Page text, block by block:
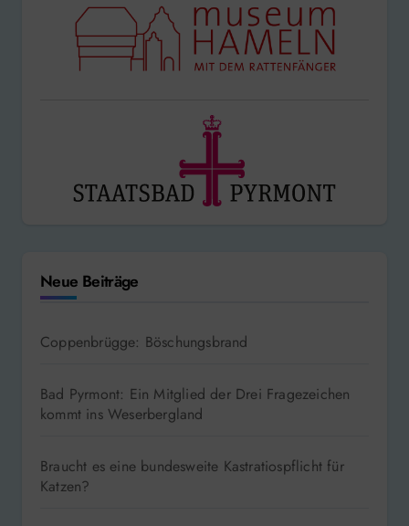
Neue Beiträge
Coppenbrügge: Böschungsbrand
Bad Pyrmont: Ein Mitglied der Drei Fragezeichen
kommt ins Weserbergland
Braucht es eine bundesweite Kastratiospflicht für
Katzen?